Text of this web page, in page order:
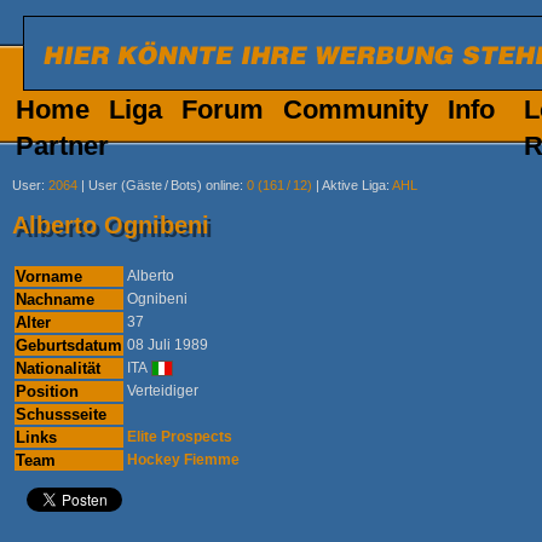
Home Liga Forum Community
Info
Partner
User: 2064 | User (Gäste/ Bots) online: 0 (161 / 12) | Aktive Liga: AHL
Alberto Ognibeni
Vorname Alberto
Nachname Ognibeni
Alter 37
Geburtsdatum 08 Juli 1989
Nationalität ITA
Position Verteidiger
Schussseite
Links
Elite Prospects
Team Hockey Fiemme